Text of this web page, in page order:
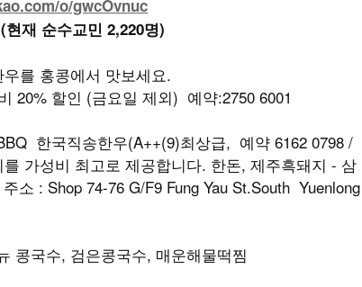
o/gwcOvnuc
재 순수교민 2,220명)
를 홍콩에서 맛보세요.
20% 할인 (금요일 제외) 예약:2750 6001
한국직송한우(A++(9)최상급, 예약 6162 0798 /
가성비 최고로 제공합니다. 한돈, 제주흑돼지 - 삼
소 : Shop 74-76 G/F9 Fung Yau St.South Yuenlong
콩국수, 검은콩국수, 매운해물떡찜